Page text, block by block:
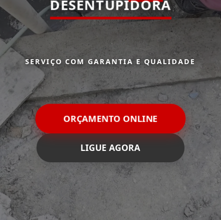
SERVIÇO COM GARANTIA E QUALIDADE
ORÇAMENTO ONLINE
LIGUE AGORA